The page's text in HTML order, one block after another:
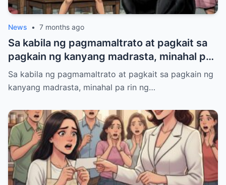
News • 7 months ago
Sa kabila ng pagmamaltrato at pagkait sa
pagkain ng kanyang madrasta, minahal pa
rin ng 7-taong-gulang na batang lalaki ang
kanyang kapatid sa ama nang walang
paulit-ulit siyang sinugod ng itim na aso sa
bahay, habang tumatahol nang malakas.
Sa kabila ng pagmamaltrato at pagkait sa pagkain ng
kanyang madrasta, minahal pa rin ng…